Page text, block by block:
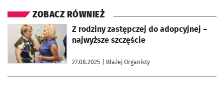
ZOBACZ RÓWNIEŻ
Z rodziny zastępczej do adopcyjnej –
najwyższe szczęście
27.08.2025 | Błażej Organisty
otworzy się w nowej karcie